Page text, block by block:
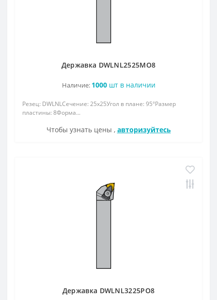
Державка DWLNL2525МО8
Наличие: 1000шт в наличии
Резец: DWLNLСечение: 25x25Угол в плане: 95°Размер
пластины: 8Форма...
Чтобы узнать цены , авторизуйтесь
Державка DWLNL3225РО8